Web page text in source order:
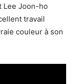
Lee Joon-ho
travail
couleur à son